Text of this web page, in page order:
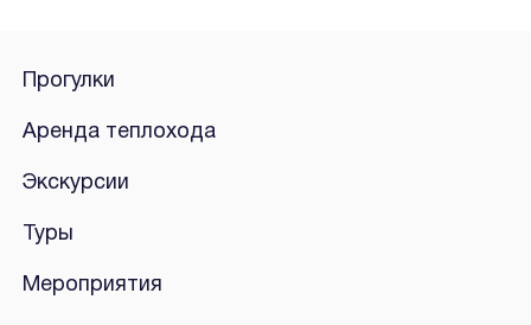
Прогулки
Аренда теплохода
Экскурсии
Туры
Мероприятия